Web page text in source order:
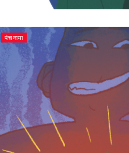
पंचनामा